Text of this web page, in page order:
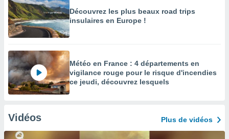
Découvrez les plus beaux road trips
insulaires en Europe !
Météo en France : 4 départements en
vigilance rouge pour le risque d'incendies
ce jeudi, découvrez lesquels
Vidéos Plus de vidéos